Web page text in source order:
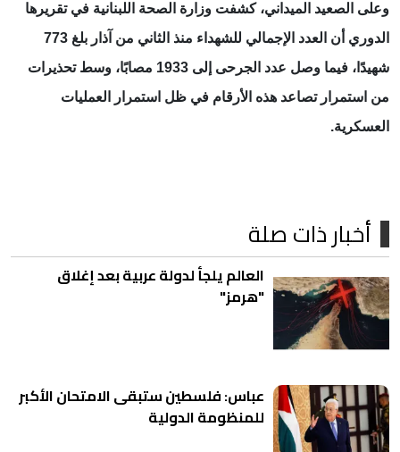
وعلى الصعيد الميداني، كشفت وزارة الصحة اللبنانية في تقريرها
الدوري أن العدد الإجمالي للشهداء منذ الثاني من آذار بلغ 773
شهيدًا، فيما وصل عدد الجرحى إلى 1933 مصابًا، وسط تحذيرات
من استمرار تصاعد هذه الأرقام في ظل استمرار العمليات
العسكرية.
أخبار ذات صلة
العالم يلجأ لدولة عربية بعد إغلاق
"هرمز"
عباس: فلسطين ستبقى الامتحان الأكبر
للمنظومة الدولية